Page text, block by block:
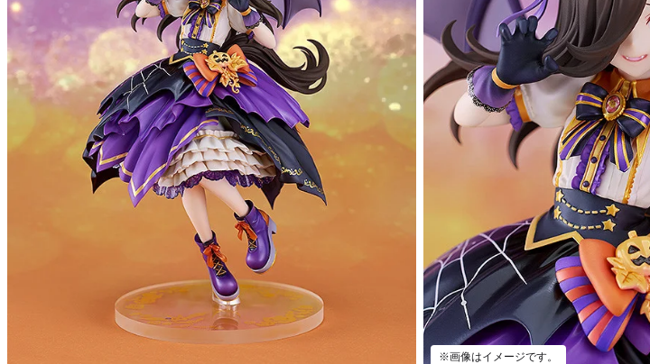
※画像はイメージです。